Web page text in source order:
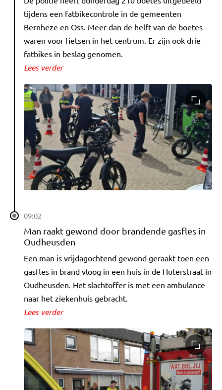
tijdens een fatbikecontrole in de gemeenten
Bernheze en Oss. Meer dan de helft van de boetes
waren voor fietsen in het centrum. Er zijn ook drie
fatbikes in beslag genomen.
Lees verder
09:02
Man raakt gewond door brandende gasfles in
Oudheusden
Een man is vrijdagochtend gewond geraakt toen een
gasfles in brand vloog in een huis in de Huterstraat in
Oudheusden. Het slachtoffer is met een ambulance
naar het ziekenhuis gebracht.
Lees verder